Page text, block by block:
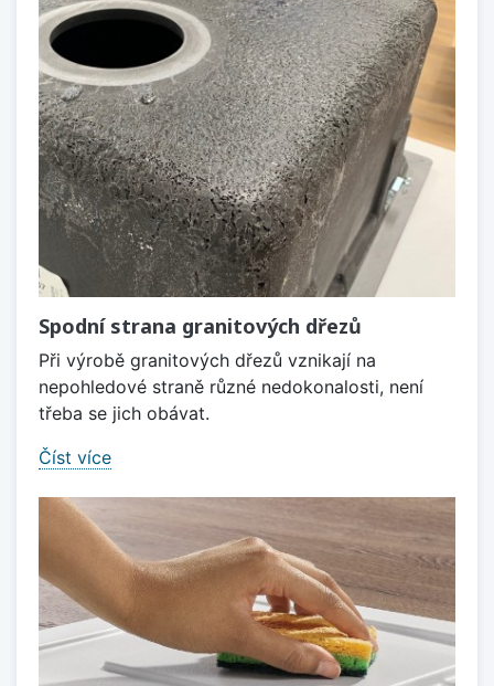
Spodní strana granitových dřezů
Při výrobě granitových dřezů vznikají na
nepohledové straně různé nedokonalosti, není
třeba se jich obávat.
Číst více